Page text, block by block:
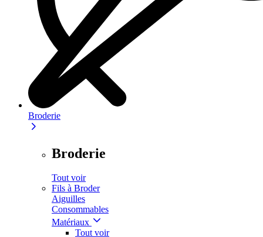
Broderie
Broderie
Tout voir
Fils à Broder
Aiguilles
Consommables
Matériaux
Tout voir